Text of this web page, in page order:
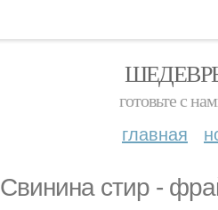
готовьте с
главная
Свинина стир -